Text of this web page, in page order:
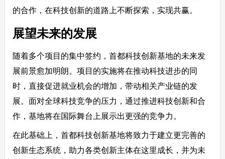
的合作，在科技创新的道路上不断探索，实现共赢。
展望未来的发展
随着多个项目的集中签约，首都科技创新基地的未来发
展前景愈加明朗。项目的实施将在推动科技进步的同
时，直接促进就业机会的增加，带动相关产业链的发
展。面对全球科技竞争的压力，通过推进科技创新和合
作，基地将在国际舞台上展示出更强的竞争力。
在此基础上，首都科技创新基地将致力于建立更完善的
创新生态系统，助力各类创新主体在这里成长，并为未